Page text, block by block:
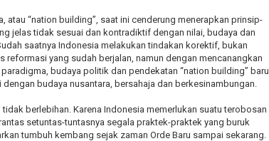
atau “nation building”, saat ini cenderung menerapkan prinsip-
jelas tidak sesuai dan kontradiktif dengan nilai, budaya dan
saatnya Indonesia melakukan tindakan korektif, bukan
reformasi yang sudah berjalan, namun dengan mencanangkan
budaya politik dan pendekatan “nation building” baru
budaya nusantara, bersahaja dan berkesinambungan.
tidak berlebihan. Karena Indonesia memerlukan suatu terobosan
setuntas-tuntasnya segala praktek-praktek yang buruk
tumbuh kembang sejak zaman Orde Baru sampai sekarang.